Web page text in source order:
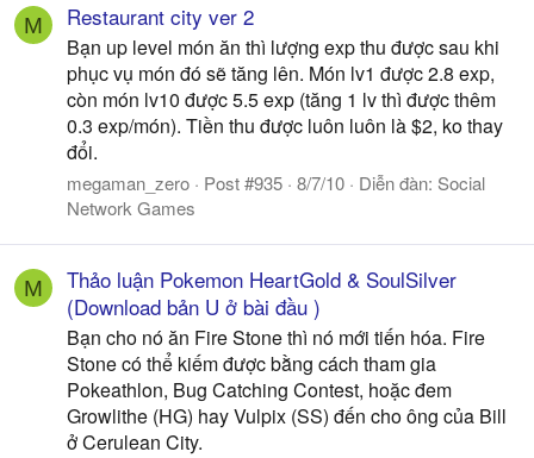
M Restaurant city ver 2
Bạn up level món ăn thì lượng exp thu được sau khi
phục vụ món đó sẽ tăng lên. Món lv1 được 2.8 exp,
còn món lv10 được 5.5 exp (tăng 1 lv thì được thêm
0.3 exp/món). Tiền thu được luôn luôn là $2, ko thay
đổi.
megaman_zero Post #935 8/7/10 Diễn đàn: Social
Network Games
M
Thảo luận Pokemon HeartGold & SoulSilver
(Download bản U ở bài đầu )
Bạn cho nó ăn Fire Stone thì nó mới tiến hóa. Fire
Stone có thể kiếm được bằng cách tham gia
Pokeathlon, Bug Catching Contest, hoặc đem
Growlithe (HG) hay Vulpix (SS) đến cho ông của Bill
ở Cerulean City.